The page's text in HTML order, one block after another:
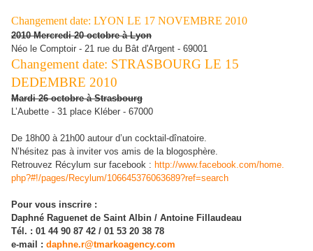
Changement date: LYON LE 17 NOVEMBRE 2010
2010 Mercredi 20 octobre à Lyon
Néo le Comptoir - 21 rue du Bât d'Argent - 69001
Changement date: STRASBOURG LE 15
DEDEMBRE 2010
Mardi 26 octobre à Strasbourg
L’Aubette - 31 place Kléber - 67000
De 18h00 à 21h00 autour d’un cocktail-dînatoire.
N’hésitez pas à inviter vos amis de la blogosphère.
Retrouvez Récylum sur facebook : http://www.facebook.com/home.
php?#!/pages/Recylum/106645376063689?ref=search
Pour vous inscrire :
Daphné Raguenet de Saint Albin / Antoine Fillaudeau
Tél. : 01 44 90 87 42 / 01 53 20 38 78
e-mail : daphne.r@tmarkoagency.com